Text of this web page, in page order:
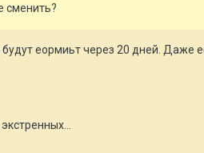
сменить?
еормиьт через 20 дней. Даже